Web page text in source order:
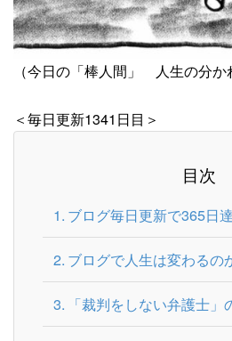
（今日の「棒人間」 人生の分か
＜毎日更新1341日目＞
目次
ブログ毎日更新で365日
ブログで人生は変わるの
「裁判をしない弁護士」